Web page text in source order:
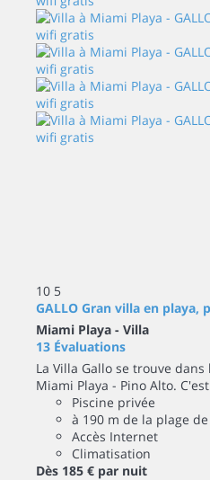
10 5
GALLO Gran villa en playa,
Miami Playa - Villa
13 Évaluations
La Villa Gallo se trouve
Miami Playa - Pino Alto.
Piscine privée
à 190 m de la plage
Accès Internet
Climatisation
Dès 185 € par nuit